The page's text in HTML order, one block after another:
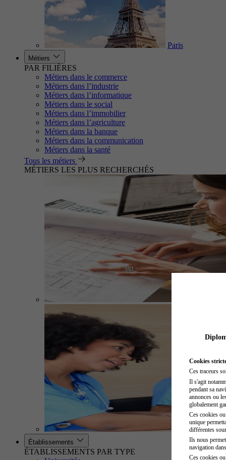
Paris
Métiers
PAR FILIÈRES
Métiers dans le commerce
Métiers dans l’industrie
Métiers dans l’informatique
Métiers dans le social
Métiers dans l’immobilier
Métiers dans l’agriculture
Métiers dans la banque
Métiers dans la communication
Métiers dans la santé
Tous les métiers
MÉTIERS LES PLUS RECHERCHÉS
Établissements
ÉTABLISSEMENTS PAR TYPE
Cookies
Ces traceurs
Il s'agit
pendant sa
annonces ou
globalement
Ces cookies
unique
différentes
Ils nous
navigation
Ces cookies